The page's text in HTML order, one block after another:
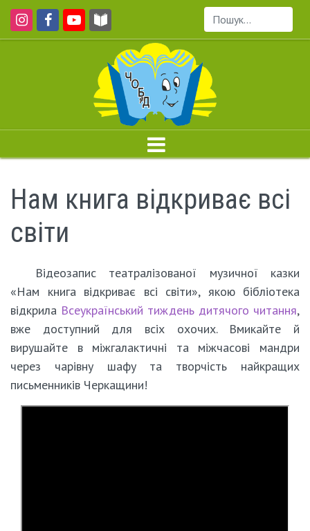
Пошук...
Нам книга відкриває всі
світи
Відеозапис театралізованої музичної казки
«Нам книга відкриває всі світи», якою бібліотека
відкрила Всеукраїнський тиждень дитячого читання,
вже доступний для всіх охочих. Вмикайте й
вирушайте в міжгалактичні та міжчасові мандри
через чарівну шафу та творчість найкращих
письменників Черкащини!